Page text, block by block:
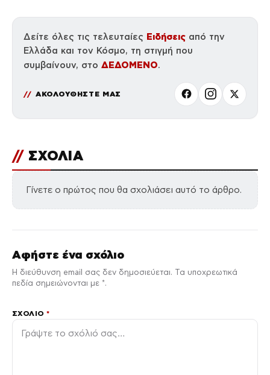
Δείτε όλες τις τελευταίες Ειδήσεις από την
Ελλάδα και τον Κόσμο, τη στιγμή που
συμβαίνουν, στο ΔΕΔΟΜΕΝΟ.
ΑΚΟΛΟΥΘΗΣΤΕ ΜΑΣ
// ΣΧΟΛΙΑ
Γίνετε ο πρώτος που θα σχολιάσει αυτό το άρθρο.
Αφήστε ένα σχόλιο
Η διεύθυνση email σας δεν δημοσιεύεται. Τα υποχρεωτικά
πεδία σημειώνονται με *.
ΣΧΌΛΙΟ*